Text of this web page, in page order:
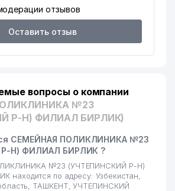
отзывов
Оставить отзыв
вопросы о компании
№23
Р-Н) ФИЛИАЛ БИРЛИК)
СЕМЕЙНАЯ ПОЛИКЛИНИКА №23
Н) ФИЛИАЛ БИРЛИК ?
№23 (УЧТЕПИНСКИЙ Р-Н)
находится по адресу: Узбекистан,
ТАШКЕНТ, УЧТЕПИНСКИЙ